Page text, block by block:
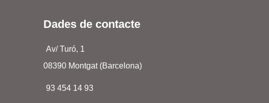
Dades de contacte
Av/ Turó, 1
08390 Montgat (Barcelona)
93 454 14 93